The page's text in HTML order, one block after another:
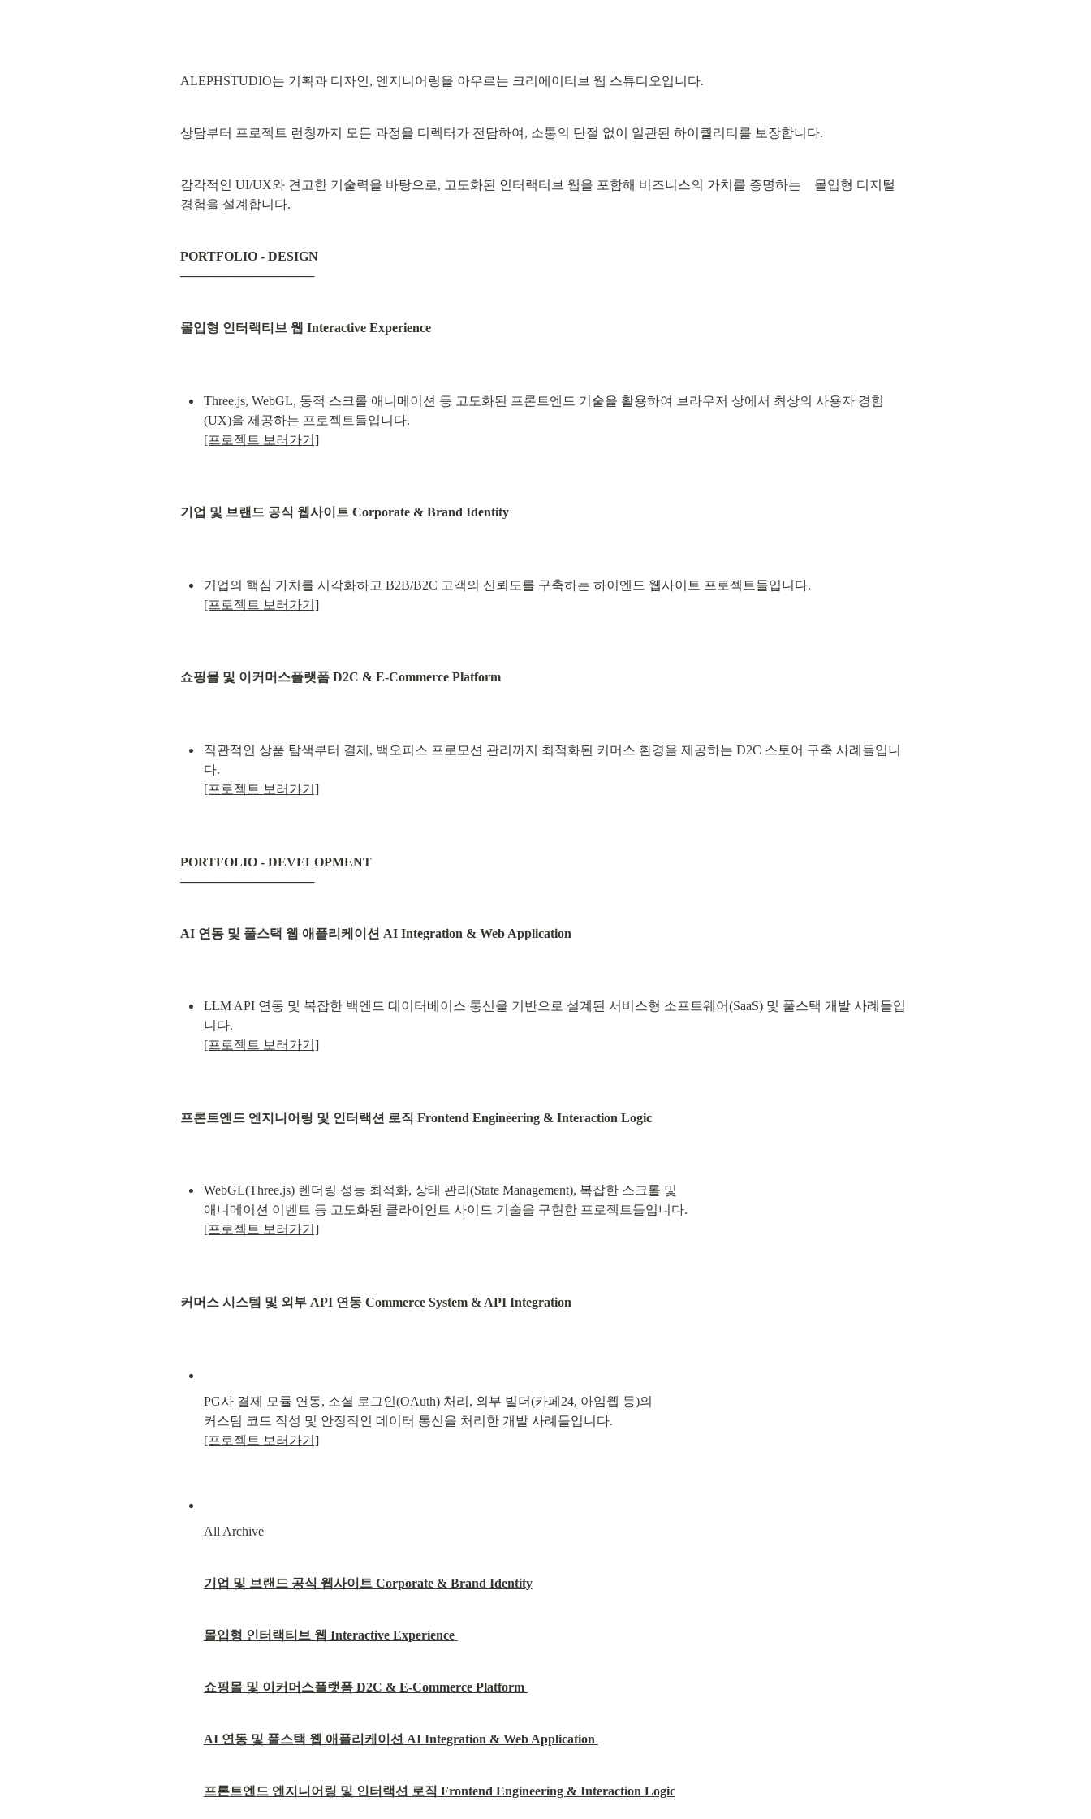
ALEPHSTUDIO는 기획과 디자인, 엔지니어링을 아우르는 크리에이티브 웹 스튜디오입니다.
상담부터 프로젝트 런칭까지 모든 과정을 디렉터가 전담하여, 소통의 단절 없이 일관된 하이퀄리티를 보장합니다.
감각적인 UI/UX와 견고한 기술력을 바탕으로, 고도화된 인터랙티브 웹을 포함해 비즈니스의 가치를 증명하는    몰입형 디지털
경험을 설계합니다.
PORTFOLIO - DESIGN
───────────────
몰입형 인터랙티브 웹 Interactive Experience
Three.js, WebGL, 동적 스크롤 애니메이션 등 고도화된 프론트엔드 기술을 활용하여 브라우저 상에서 최상의 사용자 경험
[프로젝트 보러가기]
기업 및 브랜드 공식 웹사이트 Corporate & Brand Identity
[프로젝트 보러가기]
쇼핑몰 및 이커머스플랫폼 D2C & E-Commerce Platform
직관적인 상품 탐색부터 결제, 백오피스 프로모션 관리까지 최적화된 커머스 환경을 제공하는 D2C 스토어 구축 사례들입니
[프로젝트 보러가기]
PORTFOLIO - DEVELOPMENT
───────────────
AI 연동 및 풀스택 웹 애플리케이션 AI Integration & Web Application
LLM API 연동 및 복잡한 백엔드 데이터베이스 통신을 기반으로 설계된 서비스형 소프트웨어(SaaS) 및 풀스택 개발 사례들입
[프로젝트 보러가기]
프론트엔드 엔지니어링 및 인터랙션 로직 Frontend Engineering & Interaction Logic
WebGL(Three.js) 렌더링 성능 최적화, 상태 관리(State Management), 복잡한 스크롤 및
[프로젝트 보러가기]
커머스 시스템 및 외부 API 연동 Commerce System & API Integration
PG사 결제 모듈 연동, 소셜 로그인(OAuth) 처리, 외부 빌더(카페24, 아임웹 등)의
[프로젝트 보러가기]
All Archive
기업 및 브랜드 공식 웹사이트 Corporate & Brand Identity
몰입형 인터랙티브 웹 Interactive Experience
쇼핑몰 및 이커머스플랫폼 D2C & E-Commerce Platform
AI 연동 및 풀스택 웹 애플리케이션 AI Integration & Web Application
프론트엔드 엔지니어링 및 인터랙션 로직 Frontend Engineering & Interaction Logic